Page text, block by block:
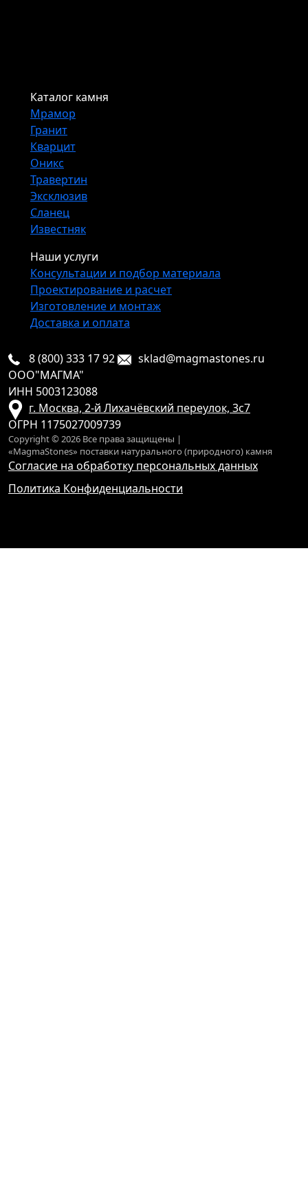
Каталог камня
Мрамор
Гранит
Кварцит
Оникс
Травертин
Эксклюзив
Сланец
Известняк
Наши услуги
Консультации и подбор материала
Проектирование и расчет
Изготовление и монтаж
Доставка и оплата
8 (800) 333 17 92
sklad@magmastones.ru
ООО"МАГМА"
ИНН 5003123088
г. Москва, 2-й Лихачёвский переулок, 3с7
ОГРН 1175027009739
Copyright © 2026 Все права защищены |
«MagmaStones» поставки натурального (природного) камня
Согласие на обработку персональных данных
Политика Конфиденциальности